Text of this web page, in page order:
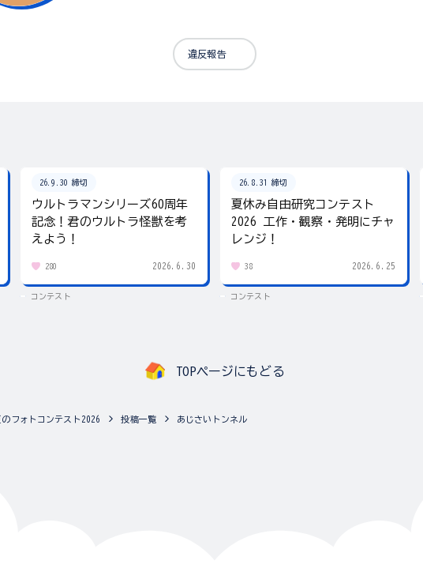
違反報告
26.9.30 締切
ウルトラマンシリーズ60周年
記念！君のウルトラ怪獣を考
えよう！
280 2026.6.30
コンテスト
26.8.31 締切
夏休み自由研究コンテスト
2026 工作・観察・発明にチャ
レンジ！
38 2026.6.25
コンテスト
TOPページにもどる
のフォトコンテスト2026 投稿一覧 あじさいトンネル